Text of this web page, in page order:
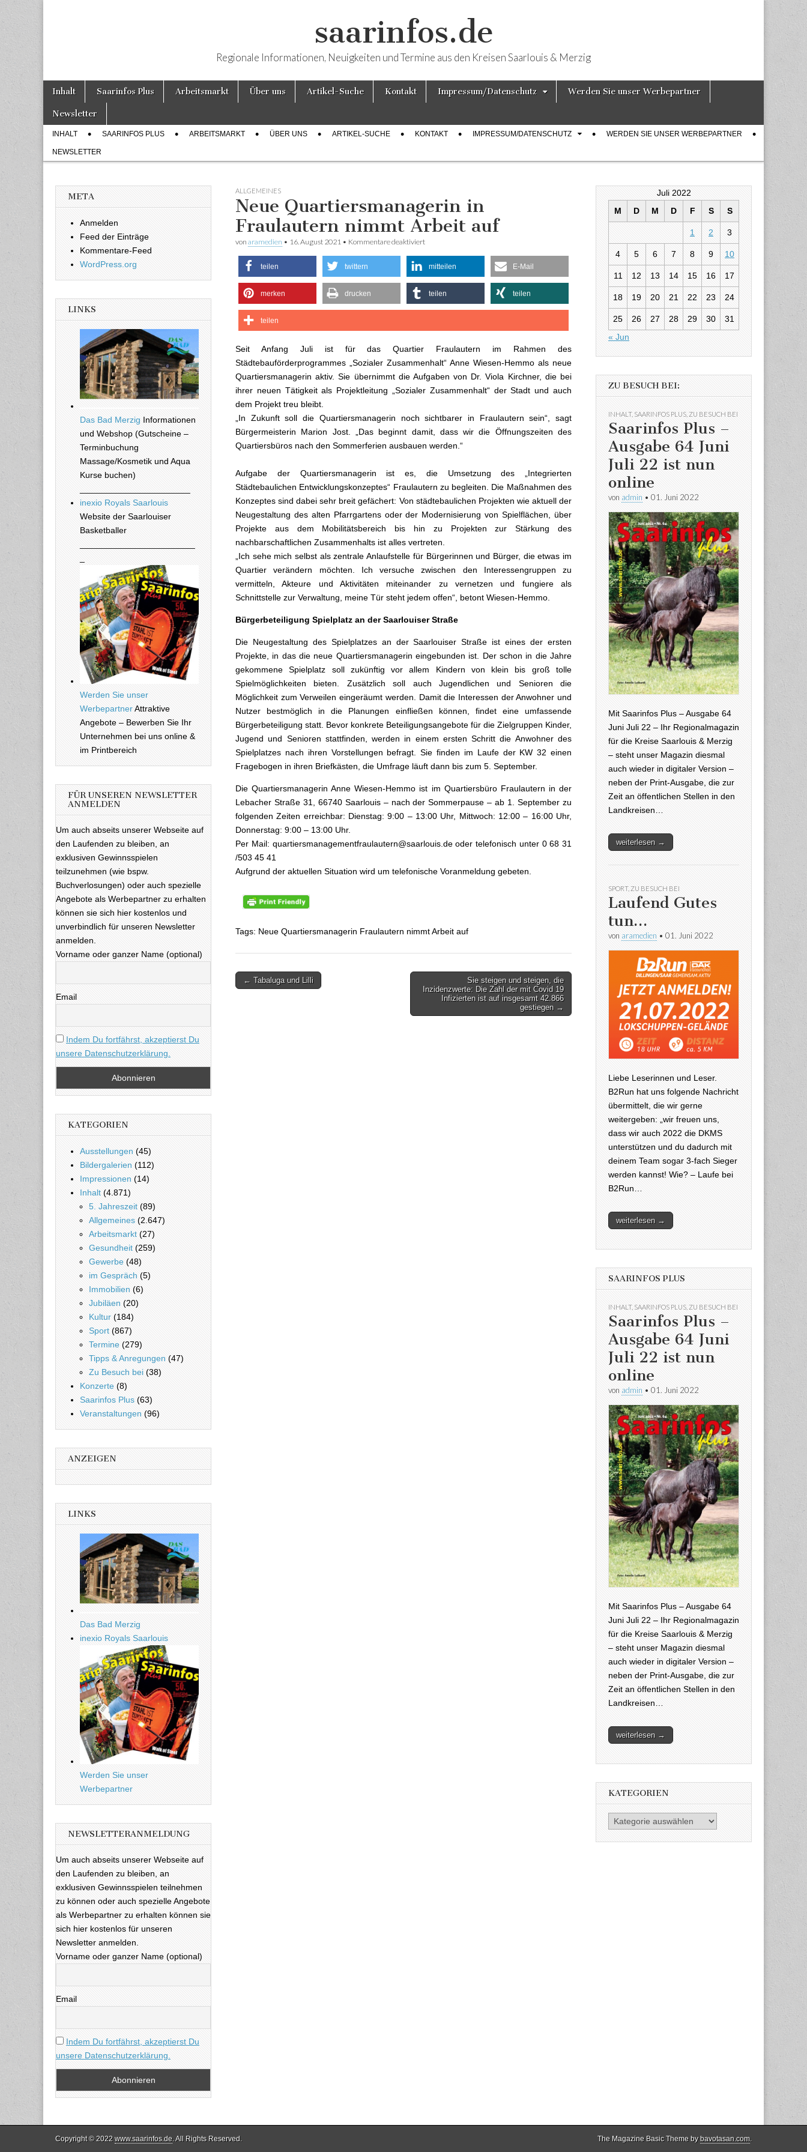
saarinfos.de
Regionale Informationen, Neuigkeiten und Termine aus den Kreisen Saarlouis & Merzig
Hauptmenü
Weiter zum Inhalt
Inhalt Saarinfos Plus Arbeitsmarkt Über uns Artikel-Suche Kontakt Impressum/Datenschutz Werden Sie unser Werbepartner
Newsletter
Untermenü
INHALT SAARINFOS PLUS ARBEITSMARKT ÜBER UNS ARTIKEL-SUCHE KONTAKT IMPRESSUM/DATENSCHUTZ WERDEN SIE UNSER WERBEPARTNER
NEWSLETTER
ALLGEMEINES
Neue Quartiersmanagerin in
Fraulautern nimmt Arbeit auf
von aramedien • 16. August 2021 • Kommentare deaktiviert
teilen twittern mitteilen E-Mail
merken drucken teilen teilen
teilen
Seit Anfang Juli ist für das Quartier Fraulautern im Rahmen des
Städtebauförderprogrammes „Sozialer Zusammenhalt“ Anne Wiesen-Hemmo als neue
Quartiersmanagerin aktiv. Sie übernimmt die Aufgaben von Dr. Viola Kirchner, die bei
ihrer neuen Tätigkeit als Projektleitung „Sozialer Zusammenhalt“ der Stadt und auch
dem Projekt treu bleibt.
„In Zukunft soll die Quartiersmanagerin noch sichtbarer in Fraulautern sein“, sagt
Bürgermeisterin Marion Jost. „Das beginnt damit, dass wir die Öffnungszeiten des
Quartiersbüros nach den Sommerferien ausbauen werden.“
Aufgabe der Quartiersmanagerin ist es, die Umsetzung des „Integrierten
Städtebaulichen Entwicklungskonzeptes“ Fraulautern zu begleiten. Die Maßnahmen des
Konzeptes sind dabei sehr breit gefächert: Von städtebaulichen Projekten wie aktuell der
Neugestaltung des alten Pfarrgartens oder der Modernisierung von Spielflächen, über
Projekte aus dem Mobilitätsbereich bis hin zu Projekten zur Stärkung des
nachbarschaftlichen Zusammenhalts ist alles vertreten.
„Ich sehe mich selbst als zentrale Anlaufstelle für Bürgerinnen und Bürger, die etwas im
Quartier verändern möchten. Ich versuche zwischen den Interessengruppen zu
vermitteln, Akteure und Aktivitäten miteinander zu vernetzen und fungiere als
Schnittstelle zur Verwaltung, meine Tür steht jedem offen“, betont Wiesen-Hemmo.
Bürgerbeteiligung Spielplatz an der Saarlouiser Straße
Die Neugestaltung des Spielplatzes an der Saarlouiser Straße ist eines der ersten
Projekte, in das die neue Quartiersmanagerin eingebunden ist. Der schon in die Jahre
gekommene Spielplatz soll zukünftig vor allem Kindern von klein bis groß tolle
Spielmöglichkeiten bieten. Zusätzlich soll auch Jugendlichen und Senioren die
Möglichkeit zum Verweilen eingeräumt werden. Damit die Interessen der Anwohner und
Nutzer bestmöglich in die Planungen einfließen können, findet eine umfassende
Bürgerbeteiligung statt. Bevor konkrete Beteiligungsangebote für die Zielgruppen Kinder,
Jugend und Senioren stattfinden, werden in einem ersten Schritt die Anwohner des
Spielplatzes nach ihren Vorstellungen befragt. Sie finden im Laufe der KW 32 einen
Fragebogen in ihren Briefkästen, die Umfrage läuft dann bis zum 5. September.
Die Quartiersmanagerin Anne Wiesen-Hemmo ist im Quartiersbüro Fraulautern in der
Lebacher Straße 31, 66740 Saarlouis – nach der Sommerpause – ab 1. September zu
folgenden Zeiten erreichbar: Dienstag: 9:00 – 13:00 Uhr, Mittwoch: 12:00 – 16:00 Uhr,
Donnerstag: 9:00 – 13:00 Uhr.
Per Mail: quartiersmanagementfraulautern@saarlouis.de oder telefonisch unter 0 68 31
/503 45 41
Aufgrund der aktuellen Situation wird um telefonische Voranmeldung gebeten.
Tags: Neue Quartiersmanagerin Fraulautern nimmt Arbeit auf
Beitragsnavigation
← Tabaluga und Lilli
Sie steigen und steigen, die
Inzidenzwerte: Die Zahl der mit Covid 19
Infizierten ist auf insgesamt 42.866
gestiegen →
META
Anmelden
Feed der Einträge
Kommentare-Feed
WordPress.org
LINKS
Das Bad Merzig Informationen
und Webshop (Gutscheine –
Terminbuchung
Massage/Kosmetik und Aqua
Kurse buchen)
inexio Royals Saarlouis
Website der Saarlouiser
Basketballer
Werden Sie unser
WerbepartnerAttraktive
Angebote – Bewerben Sie Ihr
Unternehmen bei uns online &
im Printbereich
FÜR UNSEREN NEWSLETTER
ANMELDEN
Um auch abseits unserer Webseite auf
den Laufenden zu bleiben, an
exklusiven Gewinnsspielen
teilzunehmen (wie bspw.
Buchverlosungen) oder auch spezielle
Angebote als Werbepartner zu erhalten
können sie sich hier kostenlos und
unverbindlich für unseren Newsletter
anmelden.
Vorname oder ganzer Name (optional)
Email
Indem Du fortfährst, akzeptierst Du
unsere Datenschutzerklärung.
KATEGORIEN
Ausstellungen (45)
Bildergalerien (112)
Impressionen (14)
Inhalt (4.871)
5. Jahreszeit (89)
Allgemeines (2.647)
Arbeitsmarkt (27)
Gesundheit (259)
Gewerbe (48)
im Gespräch (5)
Immobilien (6)
Jubiläen (20)
Kultur (184)
Sport (867)
Termine (279)
Tipps & Anregungen (47)
Zu Besuch bei (38)
Konzerte (8)
Saarinfos Plus (63)
Veranstaltungen (96)
ANZEIGEN
LINKS
Das Bad Merzig
inexio Royals Saarlouis
Werden Sie unser
Werbepartner
NEWSLETTERANMELDUNG
Um auch abseits unserer Webseite auf
den Laufenden zu bleiben, an
exklusiven Gewinnsspielen teilnehmen
zu können oder auch spezielle Angebote
als Werbepartner zu erhalten können sie
sich hier kostenlos für unseren
Newsletter anmelden.
Vorname oder ganzer Name (optional)
Email
Indem Du fortfährst, akzeptierst Du
unsere Datenschutzerklärung.
Juli 2022
M
D M D F S S
1 2 3
4 5 6 7 8 9 10
11 12 13 14 15 16 17
18 19 20 21 22 23 24
25 26 27 28 29 30
31
« Jun
ZU BESUCH BEI:
INHALT, SAARINFOS PLUS ZU BESUCH BEI
Saarinfos Plus –
Ausgabe 64 Juni
Juli 22 ist nun
online
von admin • 01. Juni 2022
Mit Saarinfos Plus – Ausgabe 64
Juni Juli 22 – Ihr Regionalmagazin
für die Kreise Saarlouis & Merzig
– steht unser Magazin diesmal
auch wieder in digitaler Version –
neben der Print-Ausgabe, die zur
Zeit an öffentlichen Stellen in den
Landkreisen…
weiterlesen →
SPORT, ZU BESUCH BEI
Laufend Gutes
tun…
von aramedien • 01. Juni 2022
Liebe Leserinnen und Leser.
B2Run hat uns folgende Nachricht
übermittelt, die wir gerne
weitergeben: „wir freuen uns,
dass wir auch 2022 die DKMS
unterstützen und du dadurch mit
deinem Team sogar 3-fach Sieger
werden kannst! Wie? – Laufe bei
B2Run…
weiterlesen →
SAARINFOS PLUS
INHALT, SAARINFOS PLUS ZU BESUCH BEI
Saarinfos Plus –
Ausgabe 64 Juni
Juli 22 ist nun
online
von admin • 01. Juni 2022
Mit Saarinfos Plus – Ausgabe 64
Juni Juli 22 – Ihr Regionalmagazin
für die Kreise Saarlouis & Merzig
– steht unser Magazin diesmal
auch wieder in digitaler Version –
neben der Print-Ausgabe, die zur
Zeit an öffentlichen Stellen in den
Landkreisen…
weiterlesen →
KATEGORIEN
Kategorien
Copyright © 2022 www.saarinfos.de. All Rights Reserved. The Magazine Basic Theme bybavotasan.com.